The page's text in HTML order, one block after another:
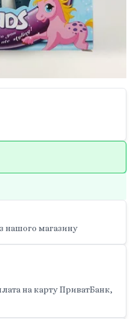
нашого магазину
на карту ПриватБанк,